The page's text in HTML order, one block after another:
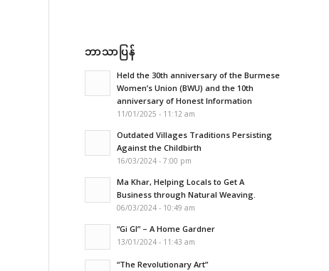
ဘာသာပြန်
Held the 30th anniversary of the Burmese
Women’s Union (BWU) and the 10th
anniversary of Honest Information
11/01/2025 - 11:12 am
Outdated Villages Traditions Persisting
Against the Childbirth
16/03/2024 - 7:00 pm
Ma Khar, Helping Locals to Get A
Business through Natural Weaving.
06/03/2024 - 10:49 am
“Gi GI” – A Home Gardner
13/01/2024 - 11:43 am
“The Revolutionary Art”